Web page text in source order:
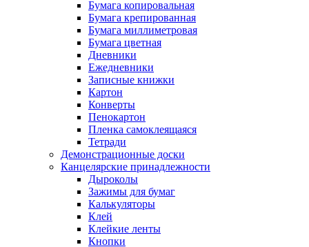
Бумага копировальная
Бумага крепированная
Бумага миллиметровая
Бумага цветная
Дневники
Ежедневники
Записные книжки
Картон
Конверты
Пенокартон
Пленка самоклеящаяся
Тетради
Демонстрационные доски
Канцелярские принадлежности
Дыроколы
Зажимы для бумаг
Калькуляторы
Клей
Клейкие ленты
Кнопки